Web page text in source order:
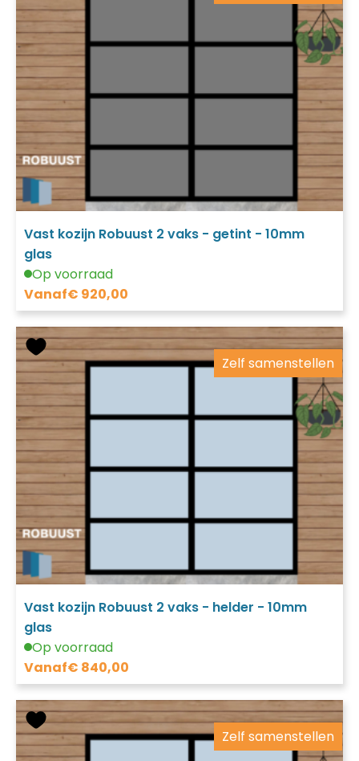
Vast kozijn Robuust 2 vaks - getint - 10mm
glas
Op voorraad
Vanaf€ 920,00
Zelf samenstellen
Vast kozijn Robuust 2 vaks - helder - 10mm
glas
Op voorraad
Vanaf€ 840,00
Zelf samenstellen